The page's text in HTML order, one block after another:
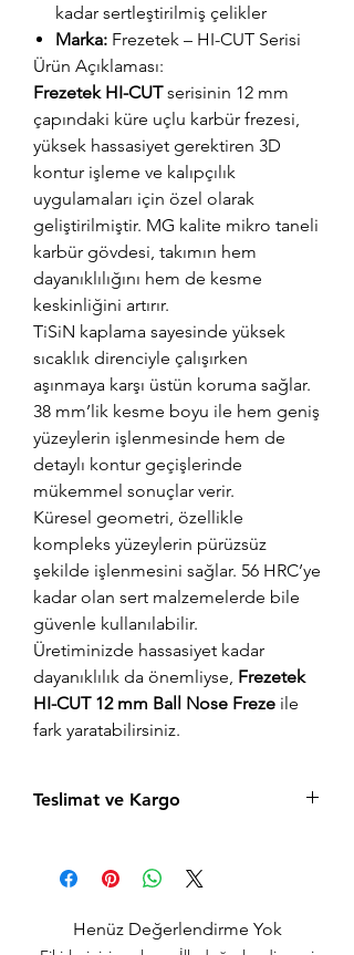
kadar sertleştirilmiş çelikler
Marka: Frezetek – HI-CUT Serisi
Ürün Açıklaması:
Frezetek HI-CUTserisinin 12 mm
çapındaki küre uçlu karbür frezesi,
yüksek hassasiyet gerektiren 3D
kontur işleme ve kalıpçılık
uygulamaları için özel olarak
geliştirilmiştir. MG kalite mikro taneli
karbür gövdesi, takımın hem
dayanıklılığını hem de kesme
keskinliğini artırır.
TiSiN kaplama sayesinde yüksek
sıcaklık direnciyle çalışırken
aşınmaya karşı üstün koruma sağlar.
38 mm’lik kesme boyu ile hem geniş
yüzeylerin işlenmesinde hem de
detaylı kontur geçişlerinde
mükemmel sonuçlar verir.
Küresel geometri, özellikle
kompleks yüzeylerin pürüzsüz
şekilde işlenmesini sağlar. 56 HRC’ye
kadar olan sert malzemelerde bile
güvenle kullanılabilir.
Üretiminizde hassasiyet kadar
dayanıklılık da önemliyse, Frezetek
HI-CUT 12 mm Ball Nose Freze ile
fark yaratabilirsiniz.
Teslimat ve Kargo
siparişler aynı gün içerisinde kargolanır.
Acil siparişlerinizde, İstanbul Avrupa
hızlı teslimat seçeneğimiz bulunmaktadır,
Henüz Değerlendirme Yok